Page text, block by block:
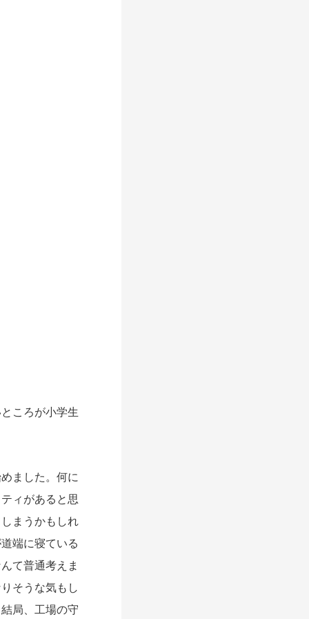
ころが小学生
ました。何に
ィがあると思
まうかもしれ
端に寝ている
て普通考えま
そうな気もし
局、工場の守